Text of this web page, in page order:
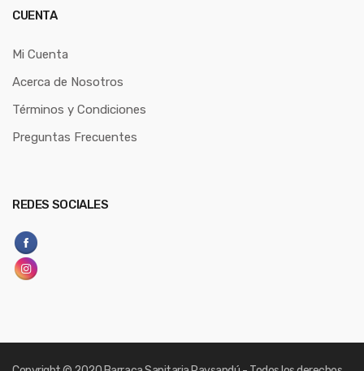
CUENTA
Mi Cuenta
Acerca de Nosotros
Términos y Condiciones
Preguntas Frecuentes
REDES SOCIALES